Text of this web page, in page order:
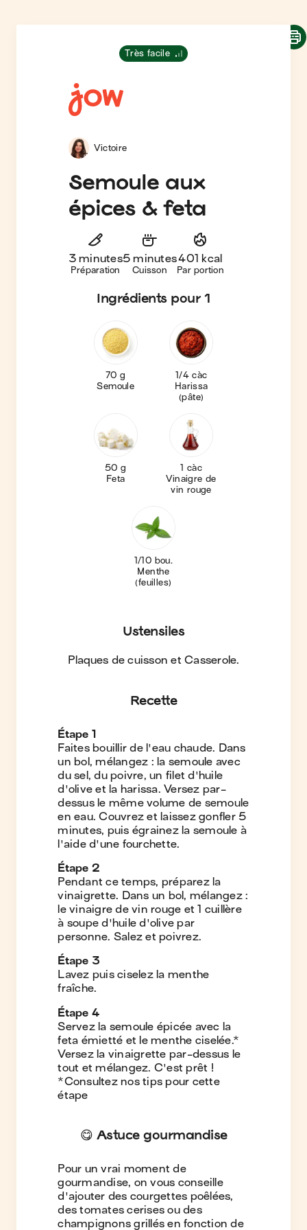
Très facile
Victoire
Semoule aux
épices & feta
3 minutes
Préparation
5 minutes
Cuisson
401 kcal
Par portion
Ingrédients pour 1
70 g
Semoule
1/4 càc
Harissa
(pâte)
50 g
Feta
1 càc
Vinaigre de
vin rouge
1/10 bou.
Menthe
(feuilles)
Ustensiles
Plaques de cuisson et Casserole.
Recette
Étape 1
Faites bouillir de l'eau chaude. Dans
un bol, mélangez : la semoule avec
du sel, du poivre, un filet d'huile
d'olive et la harissa. Versez par-
dessus le même volume de semoule
en eau. Couvrez et laissez gonfler 5
minutes, puis égrainez la semoule à
l'aide d'une fourchette.
Étape 2
Pendant ce temps, préparez la
vinaigrette. Dans un bol, mélangez :
le vinaigre de vin rouge et 1 cuillère
à soupe d'huile d'olive par
personne. Salez et poivrez.
Étape 3
Lavez puis ciselez la menthe
fraîche.
Étape 4
Servez la semoule épicée avec la
feta émietté et le menthe ciselée.*
Versez la vinaigrette par-dessus le
tout et mélangez. C'est prêt !
*Consultez nos tips pour cette
étape
😋 Astuce gourmandise
Pour un vrai moment de
gourmandise, on vous conseille
d'ajouter des courgettes poêlées,
des tomates cerises ou des
champignons grillés en fonction de